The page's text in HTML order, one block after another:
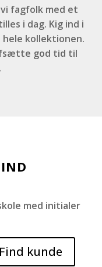
fagfolk med et
i dag. Kig ind i
hele kollektionen.
god tid til
med initialer